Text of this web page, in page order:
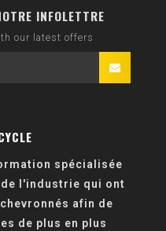
INFOLETTRE
our latest offers
spécialisée
l'industrie qui ont
afin de
de plus en plus